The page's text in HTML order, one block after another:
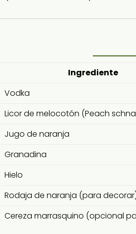
Ingrediente
Vodka
Licor de melocotón (Peach
Jugo de naranja
Granadina
Hielo
Rodaja de naranja (para
Cereza marrasquino (opcional